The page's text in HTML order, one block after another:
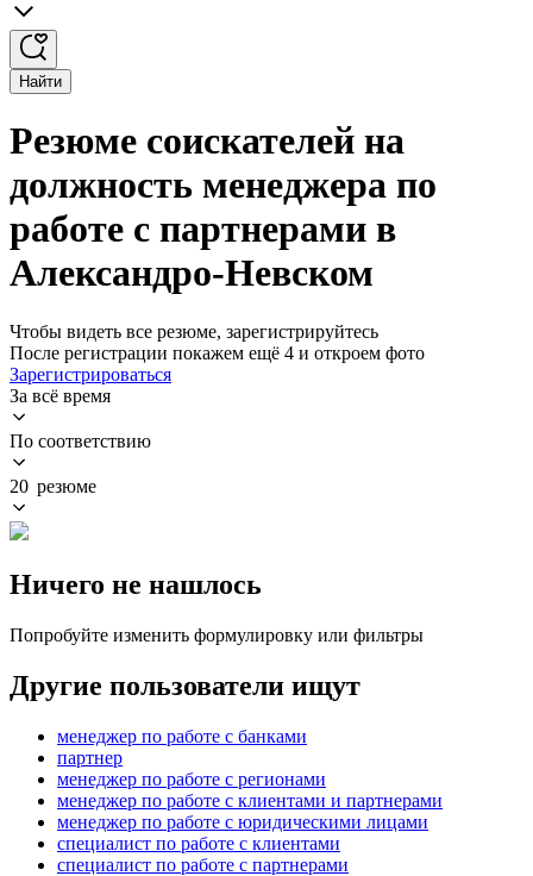
Найти
Резюме соискателей на
должность менеджера по
работе с партнерами в
Александро-Невском
Чтобы видеть все резюме, зарегистрируйтесь
После регистрации покажем ещё 4 и откроем фото
Зарегистрироваться
За всё время
По соответствию
20 резюме
Ничего не нашлось
Попробуйте изменить формулировку или фильтры
Другие пользователи ищут
менеджер по работе с банками
партнер
менеджер по работе с регионами
менеджер по работе с клиентами и партнерами
менеджер по работе с юридическими лицами
специалист по работе с клиентами
специалист по работе с партнерами